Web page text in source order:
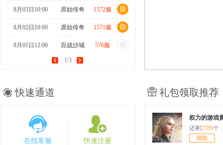
8月03日10:00 原始传奇 1572服
8月02日10:00 原始传奇 1571服
8月01日12:00 百战沙城 576服
原始传奇
7月31日10:00
7月30日10:00 1568服
7月25日12:00 574服
1/3
快速通道
在线客服 快速注册
礼包领取推荐
权力的游戏
还剩2789个
领取